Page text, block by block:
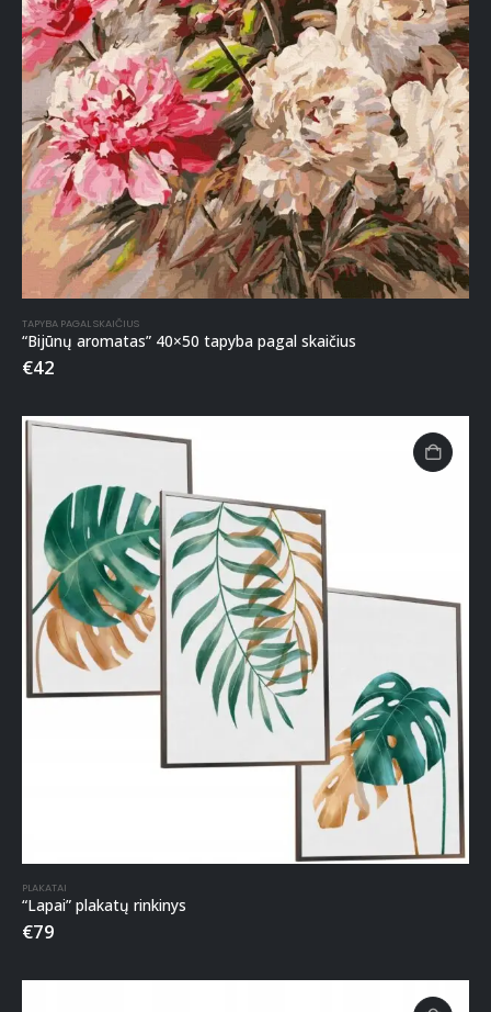
TAPYBA PAGAL SKAIČIUS
“Bijūnų aromatas” 40×50 tapyba pagal skaičius
€42
PLAKATAI
“Lapai” plakatų rinkinys
€79